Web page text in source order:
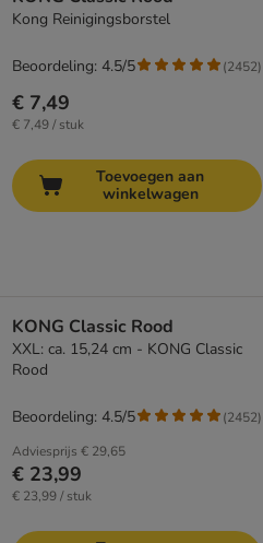
Kong Reinigingsborstel
€ 7,49
€ 7,49 / stuk
Beoordeling: 4.5/5 (2452)
Toevoegen aan
winkelwagen
KONG Classic Rood
XXL: ca. 15,24 cm - KONG Classic
Rood
Adviesprijs € 29,65
€ 23,99
€ 23,99 / stuk
Beoordeling: 4.5/5 (2452)